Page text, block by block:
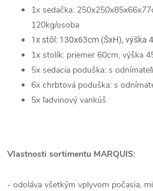
1x sedačka: 250x250x85x66x77
120kg/osoba
1x stôl: 130x63cm (ŠxH), výška
1x stolík: priemer 60cm, výška
5x sedacia poduška: s
6x chrbtová poduška: s
5x ľadvinový vankúš
Vlastnosti sortimentu MARQUIS:
- odoláva všetkým vplyvom počasia,